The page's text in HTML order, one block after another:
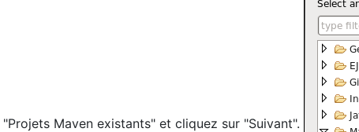
Maven existants" et cliquez sur "Suivant".